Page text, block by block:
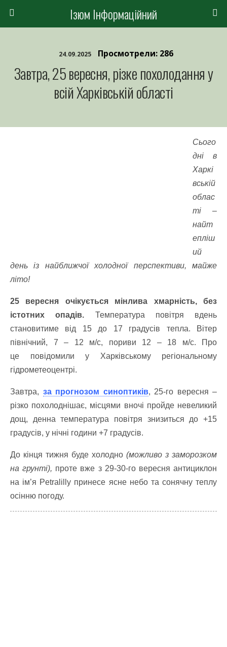
Ізюм Інформаційний
24.09.2025 Просмотрели: 286
Завтра, 25 вересня, різке похолодання у
всій Харківській області
Сього
дні в
Харкі
вській
облас
ті –
найт
епліш
ий
день із найближчої холодної перспективи, майже
літо!
25 вересня очікується мінлива хмарність, без
істотних опадів. Температура повітря вдень
становитиме від 15 до 17 градусів тепла. Вітер
північний, 7 – 12 м/с, пориви 12 – 18 м/с. Про
це повідомили у Харківському регіональному
гідрометеоцентрі.
Завтра, за прогнозом синоптиків, 25-го вересня –
різко похолоднішає, місцями вночі пройде невеликий
дощ, денна температура повітря знизиться до +15
градусів, у нічні години +7 градусів.
До кінця тижня буде холодно (можливо з заморозком
на грунті), проте вже з 29-30-го вересня антициклон
на ім’я Petralilly принесе ясне небо та сонячну теплу
осінню погоду.